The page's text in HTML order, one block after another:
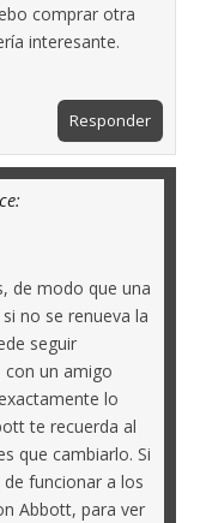
comprar otra
interesante.
Responder
de modo que una
no se renueva la
seguir
con un amigo
lo
te recuerda al
que cambiarlo. Si
funcionar a los
Abbott, para ver